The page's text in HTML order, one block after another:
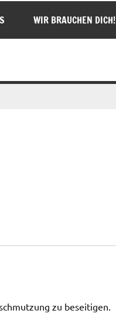
WIR BRAUCHEN DICH!
zu beseitigen.